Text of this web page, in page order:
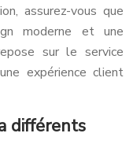
assurez-vous que
moderne et une
sur le service
expérience client
différents